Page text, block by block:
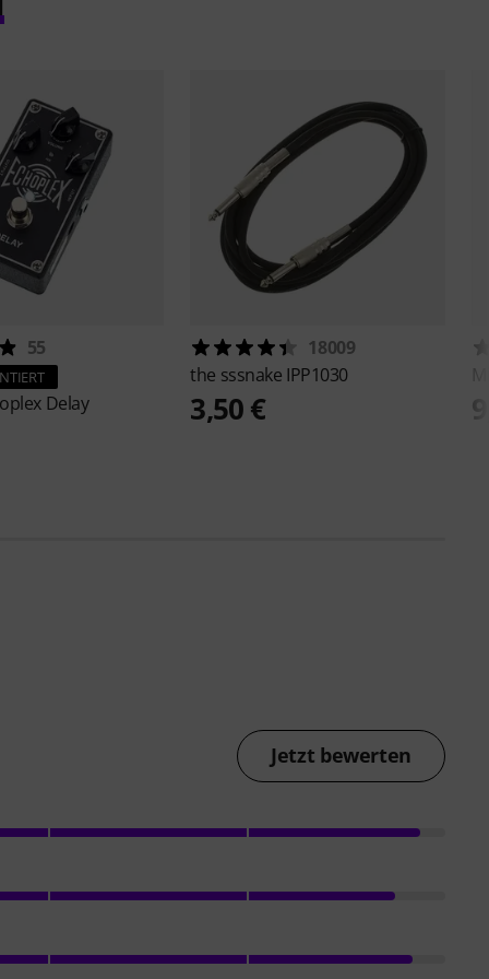
55
Delay
18009
the sssnake IPP1030
3,50 €
Jetzt bewerten